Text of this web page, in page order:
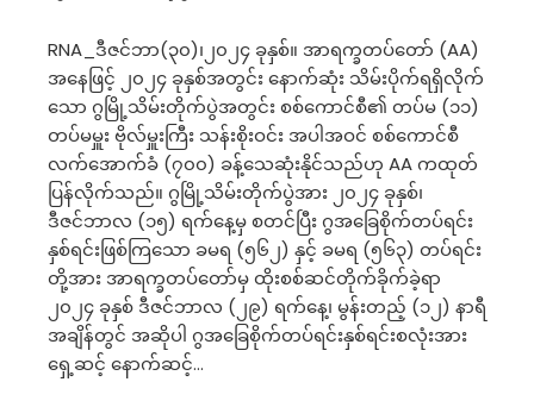
RNA_ဒီဇင်ဘာ(၃၀)၊၂၀၂၄ ခုနှစ်။ အာရက္ခတပ်တော် (AA)
အနေဖြင့် ၂၀၂၄ ခုနှစ်အတွင်း နောက်ဆုံး သိမ်းပိုက်ရရှိလိုက်
သော ဂွမြို့သိမ်းတိုက်ပွဲအတွင်း စစ်ကောင်စီ၏ တပ်မ (၁၁)
တပ်မမှူး ဗိုလ်မှူးကြီး သန်းစိုးဝင်း အပါအဝင် စစ်ကောင်စီ
လက်အောက်ခံ (၇၀၀) ခန့်သေဆုံးနိုင်သည်ဟု AA ကထုတ်
ပြန်လိုက်သည်။ ဂွမြို့သိမ်းတိုက်ပွဲအား ၂၀၂၄ ခုနှစ်၊
ဒီဇင်ဘာလ (၁၅) ရက်နေ့မှ စတင်ပြီး ဂွအခြေစိုက်တပ်ရင်း
နှစ်ရင်းဖြစ်ကြသော ခမရ (၅၆၂) နှင့် ခမရ (၅၆၃) တပ်ရင်း
တို့အား အာရက္ခတပ်တော်မှ ထိုးစစ်ဆင်တိုက်ခိုက်ခဲ့ရာ
၂၀၂၄ ခုနှစ် ဒီဇင်ဘာလ (၂၉) ရက်နေ့၊ မွန်းတည့် (၁၂) နာရီ
အချိန်တွင် အဆိုပါ ဂွအခြေစိုက်တပ်ရင်းနှစ်ရင်းစလုံးအား
ရှေ့ဆင့် နောက်ဆင့်…